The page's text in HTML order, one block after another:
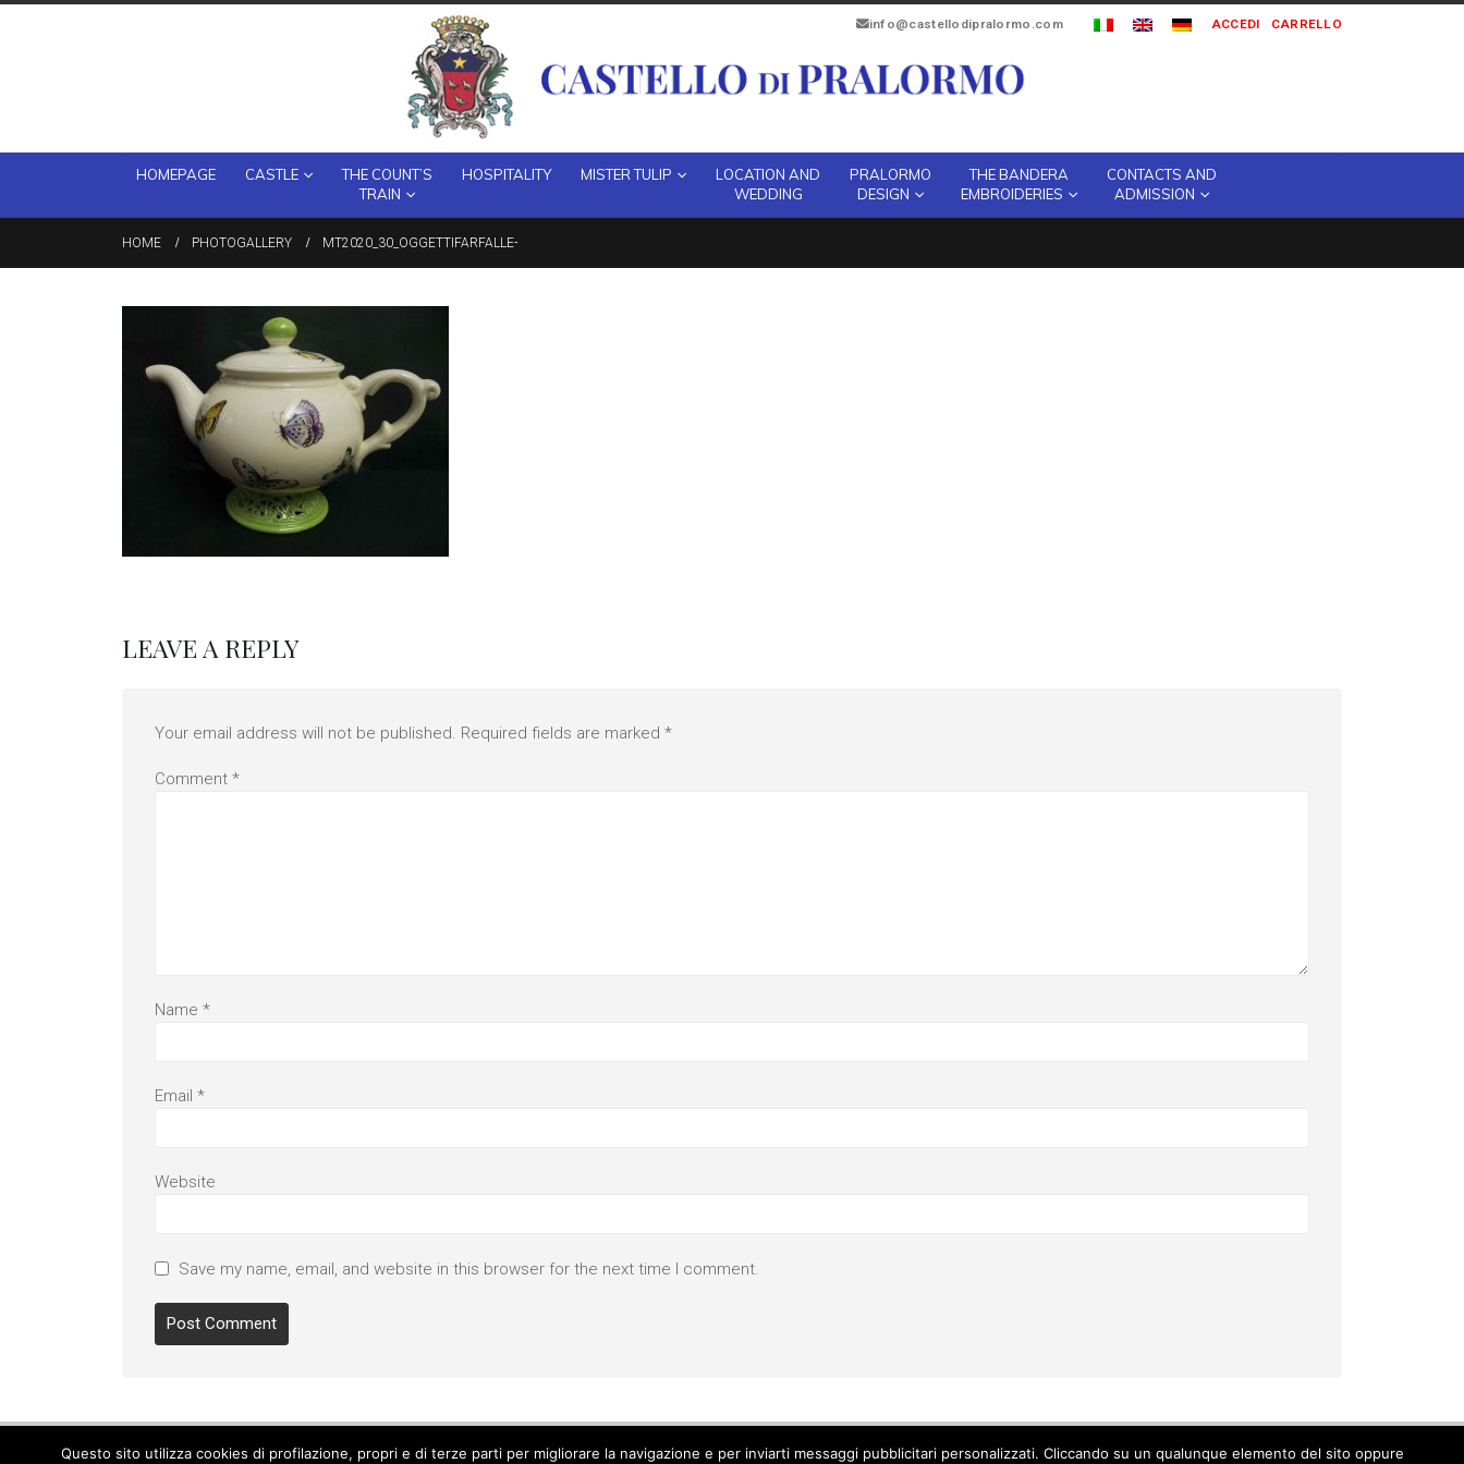
info@castellodipralormo.com ACCEDI CARRELLO
HOMEPAGE CASTLE
THE COUNT’S
TRAIN
HOSPITALITY MISTER TULIP
LOCATION AND
WEDDING
PRALORMO
DESIGN
THE BANDERA
EMBROIDERIES
CONTACTS AND
ADMISSION
HOME PHOTOGALLERY MT2020_30_OGGETTIFARFALLE-
LEAVE A REPLY
Your email address will not be published. Required fields are marked *
Comment *
Name *
Email *
Website
Save my name, email, and website in this browser for the next time I comment.
Questo sito utilizza cookies di profilazione, propri e di terze parti per migliorare la navigazione e per inviarti messaggi pubblicitari personalizzati. Cliccando su un qualunque elemento del sito oppure